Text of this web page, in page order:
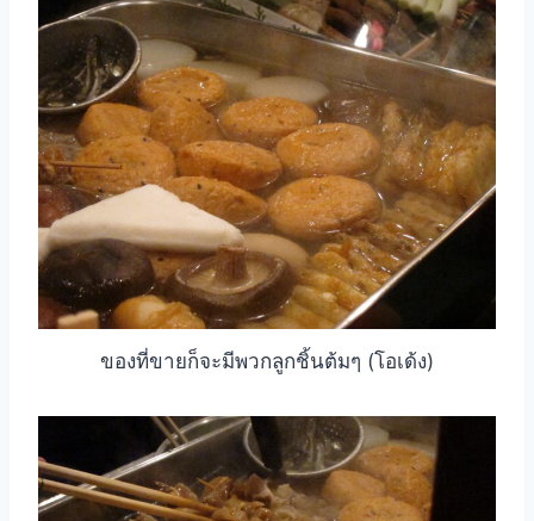
ของที่ขายก็จะมีพวกลูกชิ้นต้มๆ (โอเด้ง)